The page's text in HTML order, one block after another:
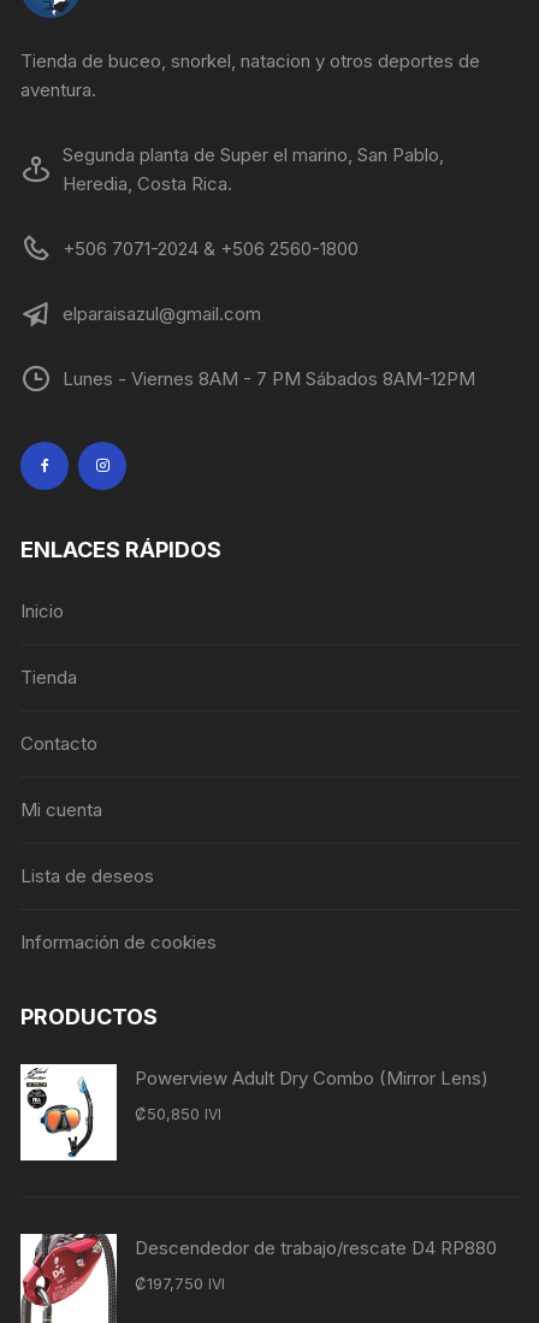
Tienda de buceo, snorkel, natacion y otros deportes de
aventura.
Segunda planta de Super el marino, San Pablo,
Heredia, Costa Rica.
+506 7071-2024 & +506 2560-1800
elparaisazul@gmail.com
Lunes - Viernes 8AM - 7 PM Sábados 8AM-12PM
ENLACES RÁPIDOS
Inicio
Tienda
Contacto
Mi cuenta
Lista de deseos
Información de cookies
PRODUCTOS
Powerview Adult Dry Combo (Mirror Lens)
₡50,850 IVI
Descendedor de trabajo/rescate D4 RP880
₡197,750 IVI